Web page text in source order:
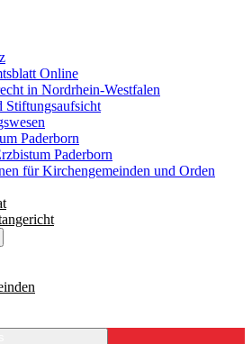
Online
in Nordrhein-Westfalen
Stiftungsaufsicht
Paderborn
Paderborn
für Kirchengemeinden und Orden